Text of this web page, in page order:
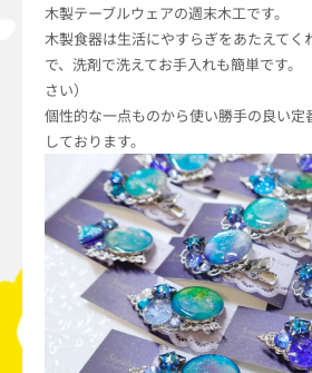
木製テーブルウェアの週末木工です。
木製食器は生活にやすらぎをあたえてく
で、洗剤で洗えてお手入れも簡単です。
さい）
個性的な一点ものから使い勝手の良い定
しております。